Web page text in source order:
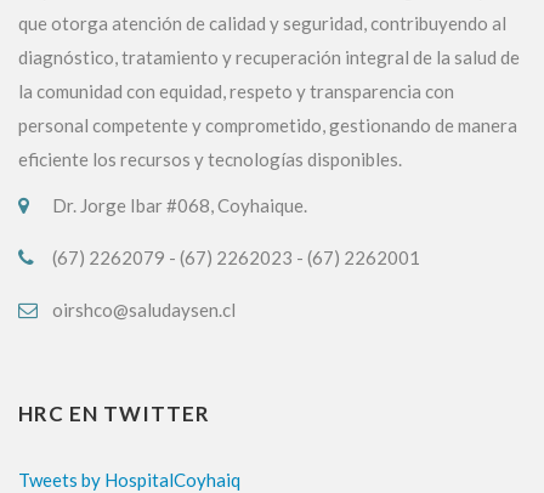
que otorga atención de calidad y seguridad, contribuyendo al
diagnóstico, tratamiento y recuperación integral de la salud de
la comunidad con equidad, respeto y transparencia con
personal competente y comprometido, gestionando de manera
eficiente los recursos y tecnologías disponibles.
Dr. Jorge Ibar #068, Coyhaique.
(67) 2262079 - (67) 2262023 - (67) 2262001
oirshco@saludaysen.cl
HRC EN TWITTER
Tweets by HospitalCoyhaiq